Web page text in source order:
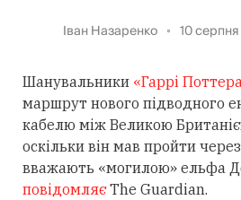
Іван Назаренко 10
Шанувальники «Гаррі
маршрут нового підводного
кабелю між Великою
оскільки він мав пройти
вважають «могилою» ельфа
повідомляєThe Guardian.